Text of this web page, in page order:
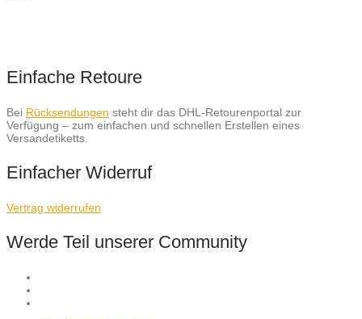
Einfache Retoure
Bei Rücksendungen steht dir das DHL-Retourenportal zur
Verfügung – zum einfachen und schnellen Erstellen eines
Versandetiketts.
Einfacher Widerruf
Vertrag widerrufen
Werde Teil unserer Community